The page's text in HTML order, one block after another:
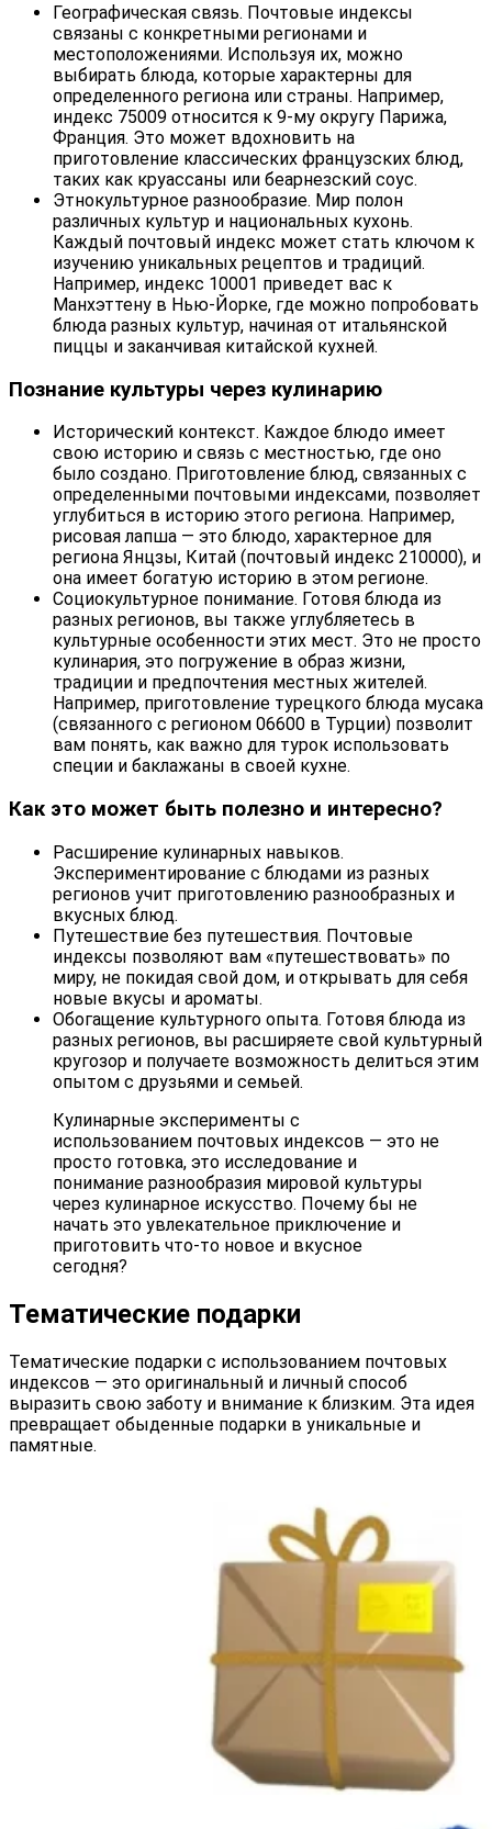
Географическая связь. Почтовые индексы
связаны с конкретными регионами и
местоположениями. Используя их, можно
выбирать блюда, которые характерны для
определенного региона или страны. Например,
индекс 75009 относится к 9-му округу Парижа,
Франция. Это может вдохновить на
приготовление классических французских блюд,
таких как круассаны или беарнезский соус.
Этнокультурное разнообразие. Мир полон
различных культур и национальных кухонь.
Каждый почтовый индекс может стать ключом к
изучению уникальных рецептов и традиций.
Например, индекс 10001 приведет вас к
Манхэттену в Нью-Йорке, где можно попробовать
блюда разных культур, начиная от итальянской
пиццы и заканчивая китайской кухней.
Познание культуры через кулинарию
Исторический контекст. Каждое блюдо имеет
свою историю и связь с местностью, где оно
было создано. Приготовление блюд, связанных с
определенными почтовыми индексами, позволяет
углубиться в историю этого региона. Например,
рисовая лапша — это блюдо, характерное для
региона Янцзы, Китай (почтовый индекс 210000), и
она имеет богатую историю в этом регионе.
Социокультурное понимание. Готовя блюда из
разных регионов, вы также углубляетесь в
культурные особенности этих мест. Это не просто
кулинария, это погружение в образ жизни,
традиции и предпочтения местных жителей.
Например, приготовление турецкого блюда мусака
(связанного с регионом 06600 в Турции) позволит
вам понять, как важно для турок использовать
специи и баклажаны в своей кухне.
Как это может быть полезно и интересно?
Расширение кулинарных навыков.
Экспериментирование с блюдами из разных
регионов учит приготовлению разнообразных и
вкусных блюд.
Путешествие без путешествия. Почтовые
индексы позволяют вам «путешествовать» по
миру, не покидая свой дом, и открывать для себя
новые вкусы и ароматы.
Обогащение культурного опыта. Готовя блюда из
разных регионов, вы расширяете свой культурный
кругозор и получаете возможность делиться этим
опытом с друзьями и семьей.
Кулинарные эксперименты с
использованием почтовых индексов — это не
просто готовка, это исследование и
понимание разнообразия мировой культуры
через кулинарное искусство. Почему бы не
начать это увлекательное приключение и
приготовить что-то новое и вкусное
сегодня?
Тематические подарки
Тематические подарки с использованием почтовых
индексов — это оригинальный и личный способ
выразить свою заботу и внимание к близким. Эта идея
превращает обыденные подарки в уникальные и
памятные.